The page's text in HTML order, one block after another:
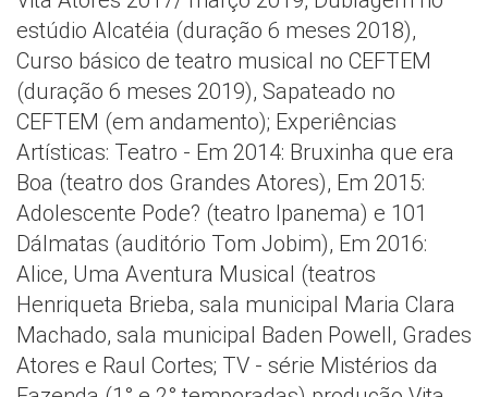
estúdio Alcatéia (duração 6 meses 2018),
Curso básico de teatro musical no CEFTEM
(duração 6 meses 2019), Sapateado no
CEFTEM (em andamento); Experiências
Artísticas: Teatro - Em 2014: Bruxinha que era
Boa (teatro dos Grandes Atores), Em 2015:
Adolescente Pode? (teatro Ipanema) e 101
Dálmatas (auditório Tom Jobim), Em 2016:
Alice, Uma Aventura Musical (teatros
Henriqueta Brieba, sala municipal Maria Clara
Machado, sala municipal Baden Powell, Grades
Atores e Raul Cortes; TV - série Mistérios da